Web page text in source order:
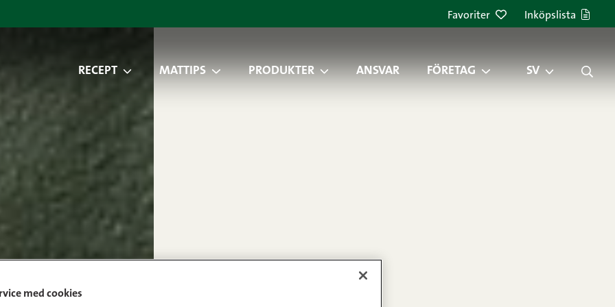
Favoriter Inköpslista
RECEPT MATTIPS PRODUKTER ANSVAR FÖRETAG SV
med cookies